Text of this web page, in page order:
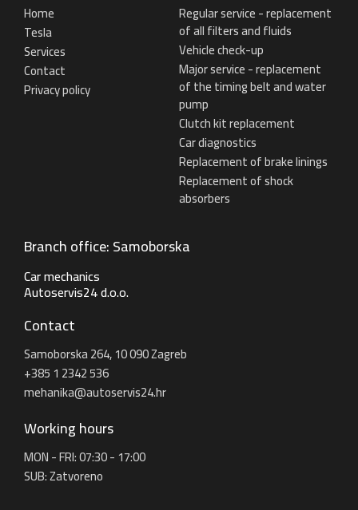
Home
Tesla
Services
Contact
Privacy policy
Regular service - replacement
of all filters and fluids
Vehicle check-up
Major service - replacement
of the timing belt and water
pump
Clutch kit replacement
Car diagnostics
Replacement of brake linings
Replacement of shock
absorbers
Branch office: Samoborska
Car mechanics
Autoservis24 d.o.o.
Contact
Samoborska 264, 10 090 Zagreb
+385 1 2342 536
mehanika@autoservis24.hr
Working hours
MON - FRI: 07:30 - 17:00
SUB: Zatvoreno